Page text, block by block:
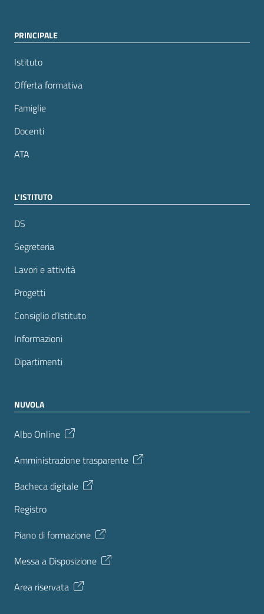
PRINCIPALE
Istituto
Offerta formativa
Famiglie
Docenti
ATA
L’ISTITUTO
DS
Segreteria
Lavori e attività
Progetti
Consiglio d’Istituto
Informazioni
Dipartimenti
NUVOLA
Albo Online
Amministrazione trasparente
Bacheca digitale
Registro
Piano di formazione
Messa a Disposizione
Area riservata